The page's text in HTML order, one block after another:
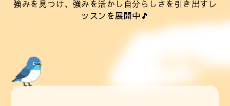
強みを見つけ、強みを活かし自分らしさを引き出すレ
ッスンを展開中🎵